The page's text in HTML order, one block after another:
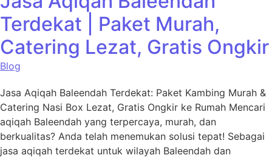
Terdekat | Paket Murah,
Catering Lezat, Gratis Ongkir
Blog
Jasa Aqiqah Baleendah Terdekat: Paket Kambing Murah &
Catering Nasi Box Lezat, Gratis Ongkir ke Rumah Mencari
aqiqah Baleendah yang terpercaya, murah, dan
berkualitas? Anda telah menemukan solusi tepat! Sebagai
jasa aqiqah terdekat untuk wilayah Baleendah dan